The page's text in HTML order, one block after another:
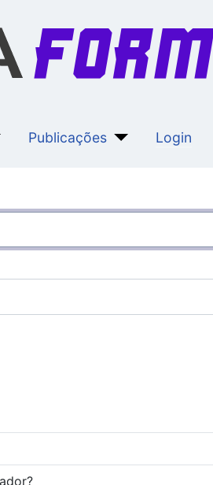
Publicações Login